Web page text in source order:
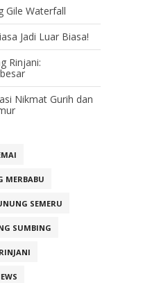
Gile Waterfall
Jadi Luar Biasa!
Rinjani:
Nikmat Gurih dan
MERBABU
SEMERU
SUMBING